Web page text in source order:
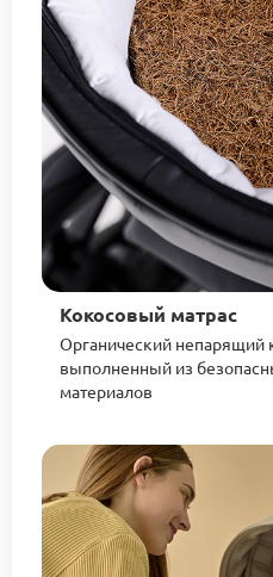
Кокосовый матрас
Органический непарящий
выполненный из
материалов